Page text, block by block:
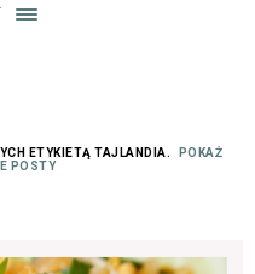
ETYKIETĄTAJLANDIA.
POKAŻ
POSTY